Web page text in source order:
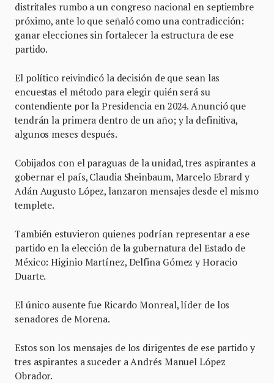
distritales rumbo a un congreso nacional en septiembre
próximo, ante lo que señaló como una contradicción:
ganar elecciones sin fortalecer la estructura de ese
partido.
El político reivindicó la decisión de que sean las
encuestas el método para elegir quién será su
contendiente por la Presidencia en 2024. Anunció que
tendrán la primera dentro de un año; y la definitiva,
algunos meses después.
Cobijados con el paraguas de la unidad, tres aspirantes a
gobernar el país, Claudia Sheinbaum, Marcelo Ebrard y
Adán Augusto López, lanzaron mensajes desde el mismo
templete.
También estuvieron quienes podrían representar a ese
partido en la elección de la gubernatura del Estado de
México: Higinio Martínez, Delfina Gómez y Horacio
Duarte.
El único ausente fue Ricardo Monreal, líder de los
senadores de Morena.
Estos son los mensajes de los dirigentes de ese partido y
tres aspirantes a suceder a Andrés Manuel López
Obrador.